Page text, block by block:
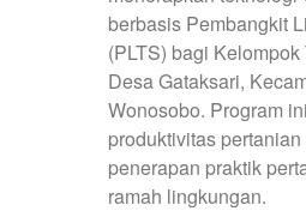
berbasis Pembangkit
(PLTS) bagi
Desa Gataksari,
Wonosobo. Program
produktivitas
penerapan praktik
ramah lingkungan.